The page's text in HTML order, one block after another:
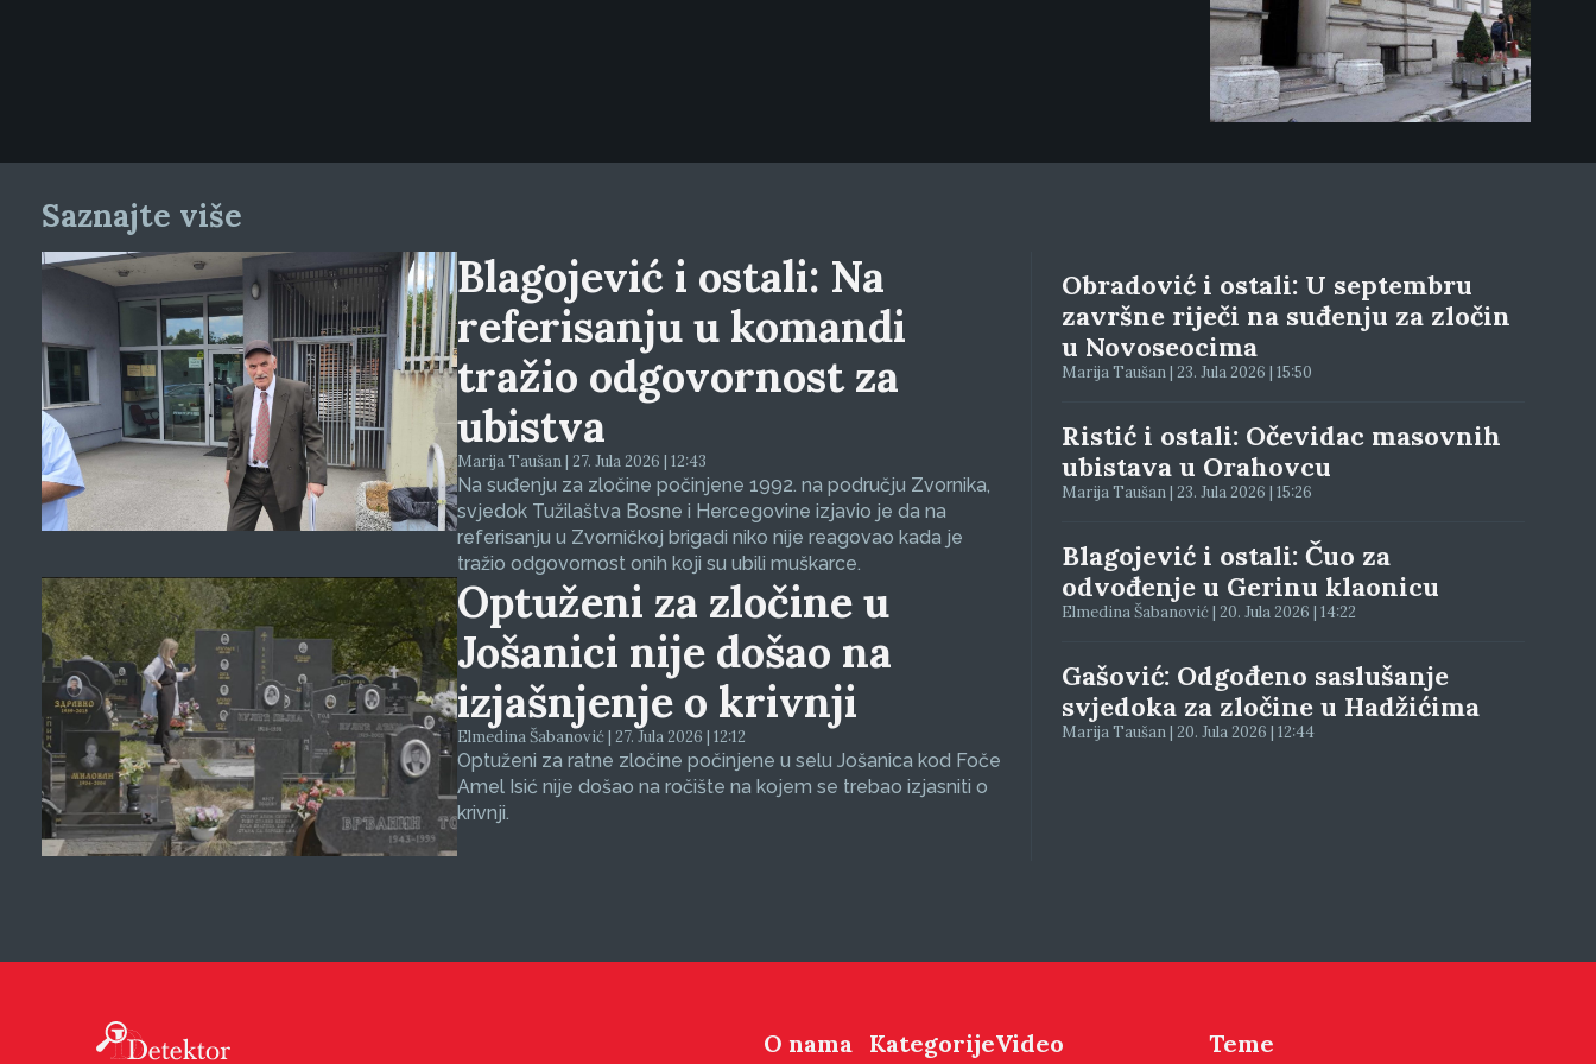
Saznajte više
Blagojević i ostali: Na
referisanju u komandi
tražio odgovornost za
ubistva
Marija Taušan | 27. Jula 2026 | 12:43
Na suđenju za zločine počinjene 1992. na području Zvornika,
svjedok Tužilaštva Bosne i Hercegovine izjavio je da na
referisanju u Zvorničkoj brigadi niko nije reagovao kada je
tražio odgovornost onih koji su ubili muškarce.
Optuženi za zločine u
Jošanici nije došao na
izjašnjenje o krivnji
Elmedina Šabanović | 27. Jula 2026 | 12:12
Optuženi za ratne zločine počinjene u selu Jošanica kod Foče
Amel Isić nije došao na ročište na kojem se trebao izjasniti o
krivnji.
Obradović i ostali: U septembru
završne riječi na suđenju za zločin
u Novoseocima
Marija Taušan | 23. Jula 2026 | 15:50
Ristić i ostali: Očevidac masovnih
ubistava u Orahovcu
Marija Taušan | 23. Jula 2026 | 15:26
Blagojević i ostali: Čuo za
odvođenje u Gerinu klaonicu
Elmedina Šabanović | 20. Jula 2026 | 14:22
Gašović: Odgođeno saslušanje
svjedoka za zločine u Hadžićima
Marija Taušan | 20. Jula 2026 | 12:44
O nama KategorijeVideo Teme